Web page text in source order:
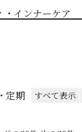
インナーケア
定期 すべて表示